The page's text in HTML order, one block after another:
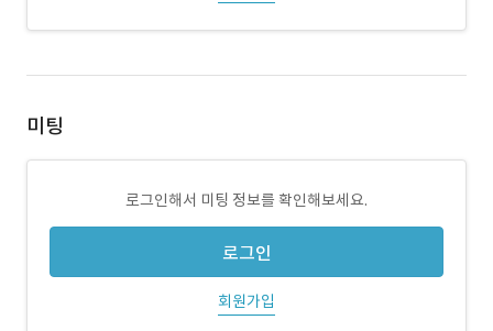
미팅
로그인해서 미팅 정보를 확인해보세요.
로그인
회원가입